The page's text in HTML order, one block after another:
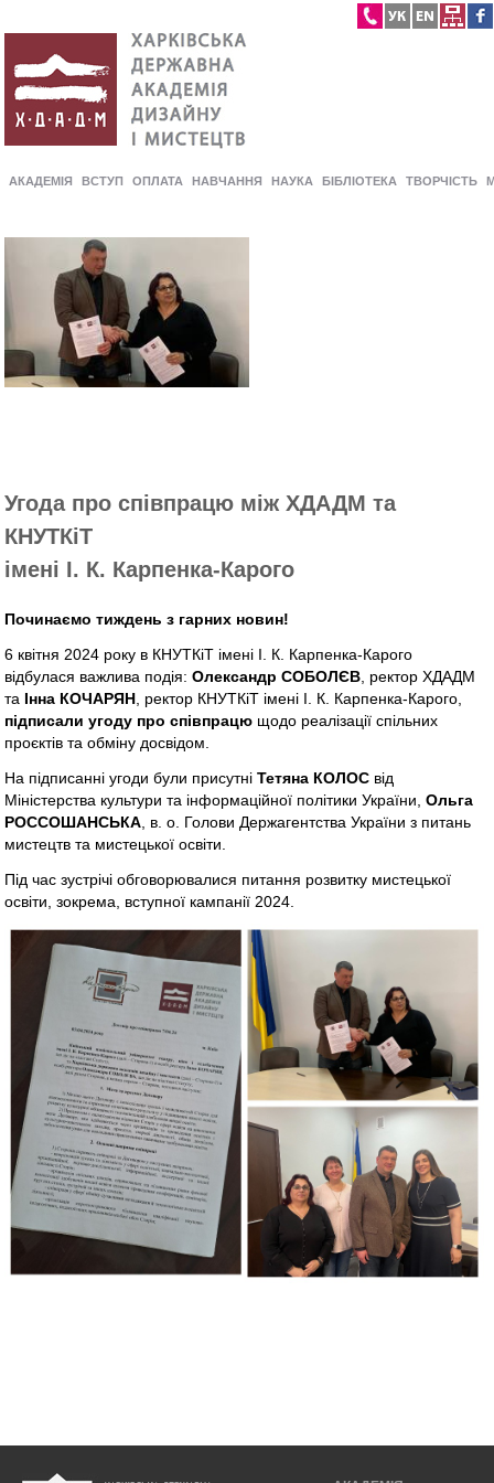
АКАДЕМІЯ ВСТУП ОПЛАТА НАВЧАННЯ НАУКА БІБЛІОТЕКА ТВОРЧІСТЬ
Угода про співпрацю між ХДАДМ та
КНУТКіТ
імені І. К. Карпенка-Карого
Починаємо тиждень з гарних новин!
6 квітня 2024 року в КНУТКіТ імені І. К. Карпенка-Карого
відбулася важлива подія:Олександр СОБОЛЄВ, ректор ХДАДМ
та Інна КОЧАРЯН, ректор КНУТКіТ імені І. К. Карпенка-Карого,
підписали угоду про співпрацю щодо реалізації спільних
проєктів та обміну досвідом.
На підписанні угоди були присутніТетяна КОЛОС від
Міністерства культури та інформаційної політики України,Ольга
РОССОШАНСЬКА, в. о. Голови Держагентства України з питань
мистецтв та мистецької освіти.
Під час зустрічі обговорювалися питання розвитку мистецької
освіти, зокрема, вступної кампанії 2024.